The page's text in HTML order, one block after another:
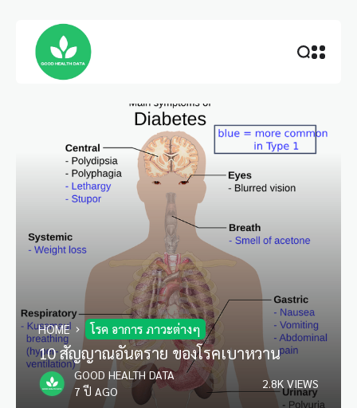
HOME โรค อาการ ภาวะต่างๆ
10 สัญญาณอันตราย ของโรคเบาหวาน
GOOD HEALTH DATA
7 ปี AGO
2.8K VIEWS